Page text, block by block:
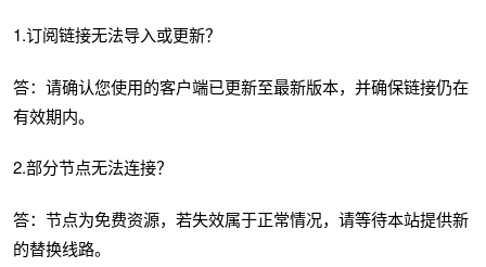
1.订阅链接无法导入或更新？
答：请确认您使用的客户端已更新至最新版本，并确保链接仍在
有效期内。
2.部分节点无法连接？
答：节点为免费资源，若失效属于正常情况，请等待本站提供新
的替换线路。